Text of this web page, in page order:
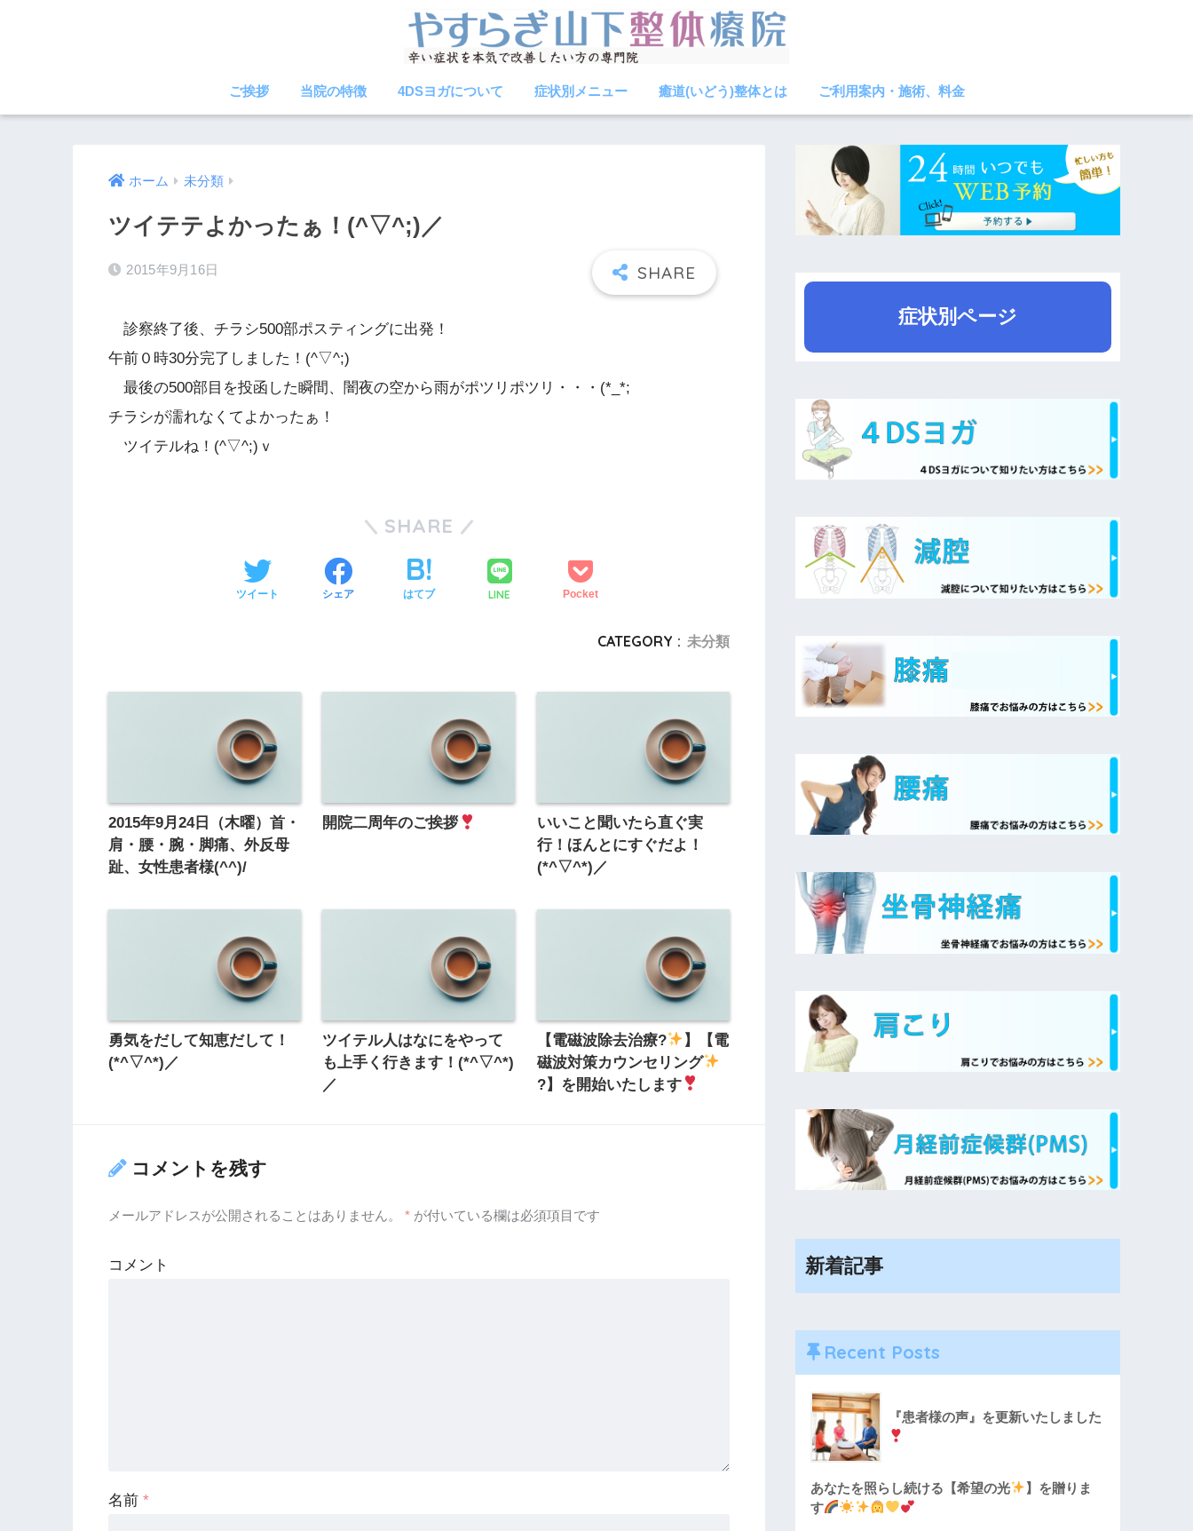
ご挨拶 当院の特徴 4DSヨガについて 症状別メニュー 癒道(いどう)整体とは ご利用案内・施術、料金
ホーム 未分類
ツイテテよかったぁ！(^▽^;)／
2015年9月16日
診察終了後、チラシ500部ポスティングに出発！
午前０時30分完了しました！(^▽^;)
最後の500部目を投函した瞬間、闇夜の空から雨がポツリポツリ・・・(*_*;
チラシが濡れなくてよかったぁ！
ツイテルね！(^▽^;)ｖ
SHARE
ツイート シェア はてブ LINE Pocket
CATEGORY : 未分類
2015年9月24日（木曜）首・
肩・腰・腕・脚痛、外反母
趾、女性患者様(^^)/
開院二周年のご挨拶
いいこと聞いたら直ぐ実
行！ほんとにすぐだよ！
(*^▽^*)／
勇気をだして知恵だして！
(*^▽^*)／
ツイテル人はなにをやって
も上手く行きます！(*^▽^*)
／
【電磁波除去治療?
】【電
磁波対策カウンセリング
?】を開始いたします
コメントを残す
メールアドレスが公開されることはありません。 * が付いている欄は必須項目です
コメント
名前 *
症状別ページ
新着記事
Recent Posts
『患者様の声』を更新いたしました
あなたを照らし続ける【希望の光
】を贈りま
す